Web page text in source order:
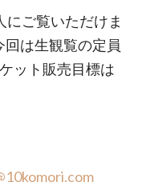
ご覧いただけま
回は生観覧の定員
ット販売目標は